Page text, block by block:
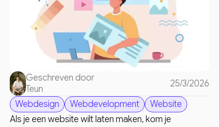
Geschreven door
Teun
25/3/2026
Webdesign
Webdevelopment
Website
Als je een website wilt laten maken, kom je